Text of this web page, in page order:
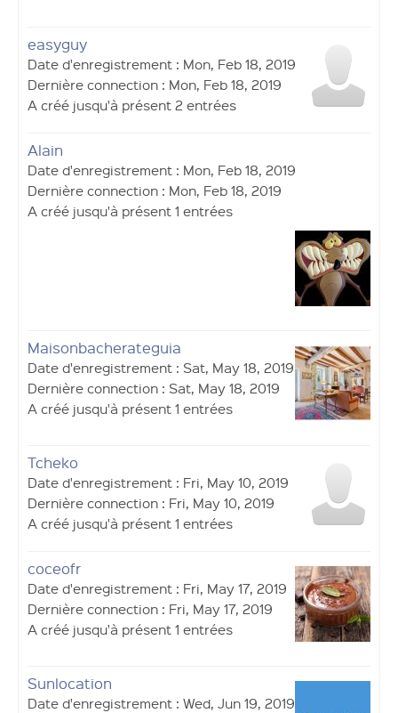
easyguy
Date d'enregistrement : Mon, Feb 18, 2019
Dernière connection : Mon, Feb 18, 2019
A créé jusqu'à présent 2 entrées
Alain
Date d'enregistrement : Mon, Feb 18, 2019
Dernière connection : Mon, Feb 18, 2019
A créé jusqu'à présent 1 entrées
Maisonbacherateguia
Date d'enregistrement : Sat, May 18, 2019
Dernière connection : Sat, May 18, 2019
A créé jusqu'à présent 1 entrées
Tcheko
Date d'enregistrement : Fri, May 10, 2019
Dernière connection : Fri, May 10, 2019
A créé jusqu'à présent 1 entrées
coceofr
Date d'enregistrement : Fri, May 17, 2019
Dernière connection : Fri, May 17, 2019
A créé jusqu'à présent 1 entrées
Sunlocation
Date d'enregistrement : Wed, Jun 19, 2019